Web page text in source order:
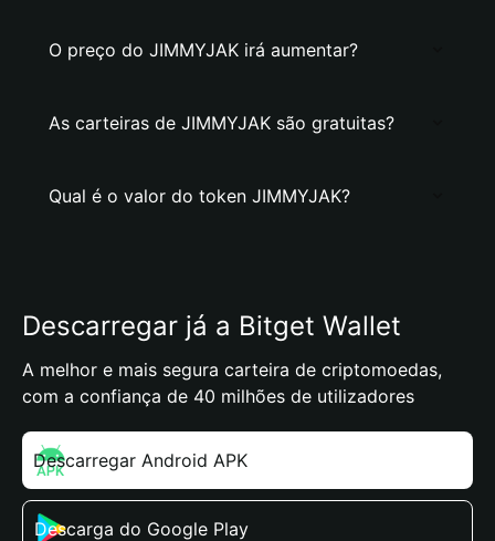
O preço do JIMMYJAK irá aumentar?
As carteiras de JIMMYJAK são gratuitas?
Qual é o valor do token JIMMYJAK?
Descarregar já a Bitget Wallet
A melhor e mais segura carteira de criptomoedas,
com a confiança de 40 milhões de utilizadores
Descarregar Android APK
Descarga do Google Play